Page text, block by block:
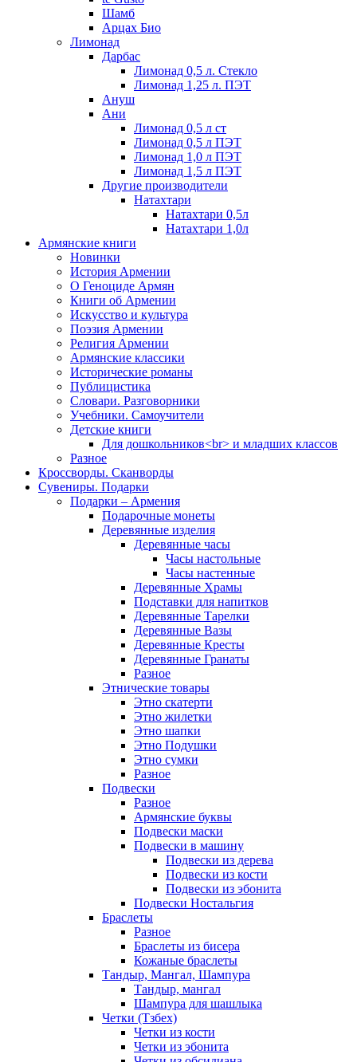
Шамб
Арцах Био
Лимонад
Дарбас
Лимонад 0,5 л. Стекло
Лимонад 1,25 л. ПЭТ
Ануш
Ани
Лимонад 0,5 л ст
Лимонад 0,5 л ПЭТ
Лимонад 1,0 л ПЭТ
Лимонад 1,5 л ПЭТ
Другие производители
Натахтари
Натахтари 0,5л
Натахтари 1,0л
Армянские книги
Новинки
История Армении
О Геноциде Армян
Книги об Армении
Иcкусство и культура
Поэзия Армении
Религия Армении
Армянские классики
Исторические романы
Публицистика
Словари. Разговорники
Учебники. Самоучители
Детские книги
Для дошкольников<br> и младших классов
Разное
Кроссворды. Сканворды
Сувениры. Подарки
Подарки – Армения
Подарочные монеты
Деревянные изделия
Деревянные часы
Часы настольные
Часы настенные
Деревянные Храмы
Подставки для напитков
Деревянные Тарелки
Деревянные Вазы
Деревянные Кресты
Деревянные Гранаты
Разное
Этнические товары
Этно скатерти
Этно жилетки
Этно шапки
Этно Подушки
Этно сумки
Разное
Подвески
Разное
Армянские буквы
Подвески маски
Подвески в машину
Подвески из дерева
Подвески из кости
Подвески из эбонита
Подвески Ностальгия
Браслеты
Разное
Браслеты из бисера
Кожаные браслеты
Тандыр, Мангал, Шампура
Тандыр, мангал
Шампура для шашлыка
Четки (Тзбех)
Четки из кости
Четки из эбонита